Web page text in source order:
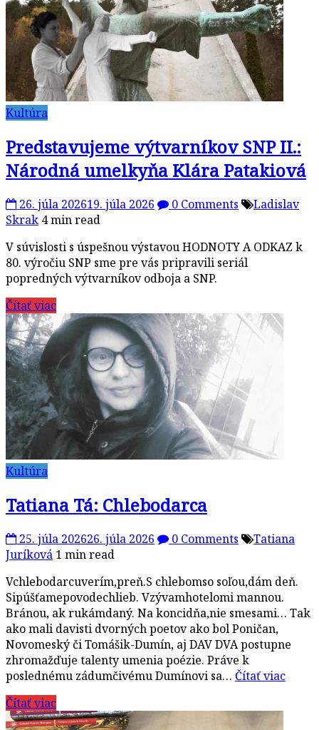
Kultúra
Predstavujeme výtvarníkov SNP II.:
Národná umelkyňa Klára Patakiová
26. júla 202619. júla 2026 0 Comments
Ladislav
Skrak 4 min read
V súvislosti s úspešnou výstavou HODNOTY A ODKAZ k
80. výročiu SNP sme pre vás pripravili seriál
popredných výtvarníkov odboja a SNP.
Čítať viac
Kultúra
Tatiana Tá: Chlebodarca
25. júla 202626. júla 2026 0 Comments
Tatiana
Juríková 1 min read
Vchlebodarcuverím,preň.S chlebomso soľou,dám deň.
Sipúšťamepovodechlieb. Vzývamhotelomi mannou.
Bránou, ak rukámdaný. Na koncidňa,nie smesami… Tak
ako mali davisti dvorných poetov ako bol Poničan,
Novomeský či Tomášik-Dumín, aj DAV DVA postupne
zhromažďuje talenty umenia poézie. Práve k
poslednému zádumčivému Dumínovi sa… Čítať viac
Čítať viac